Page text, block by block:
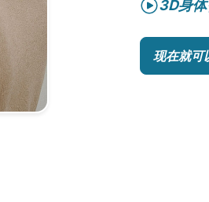
3D身
现在就可